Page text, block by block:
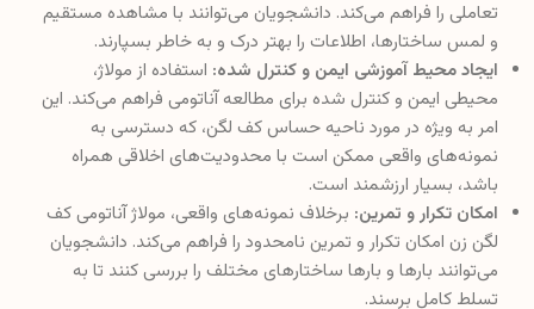
تعاملی را فراهم می‌کند. دانشجویان می‌توانند با مشاهده مستقیم
و لمس ساختارها، اطلاعات را بهتر درک و به خاطر بسپارند.
ایجاد محیط آموزشی ایمن و کنترل شده: استفاده از مولاژ،
محیطی ایمن و کنترل شده برای مطالعه آناتومی فراهم می‌کند. این
امر به ویژه در مورد ناحیه حساس کف لگن، که دسترسی به
نمونه‌های واقعی ممکن است با محدودیت‌های اخلاقی همراه
باشد، بسیار ارزشمند است.
امکان تکرار و تمرین: برخلاف نمونه‌های واقعی، مولاژ آناتومی کف
لگن زن امکان تکرار و تمرین نامحدود را فراهم می‌کند. دانشجویان
می‌توانند بارها و بارها ساختارهای مختلف را بررسی کنند تا به
تسلط کامل برسند.